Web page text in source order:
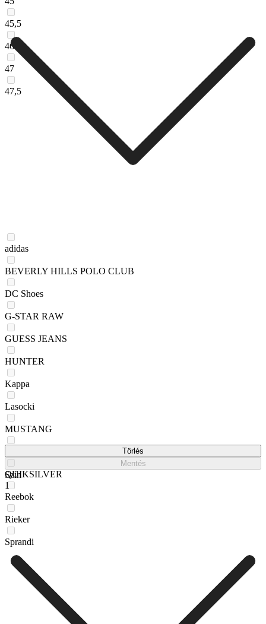
45,5
46
47
47,5
adidas
BEVERLY HILLS POLO CLUB
DC Shoes
G-STAR RAW
GUESS JEANS
HUNTER
Kappa
Lasocki
MUSTANG
QUIKSILVER
Reebok
Rieker
Sprandi
Törlés
Mentés
Szín
1